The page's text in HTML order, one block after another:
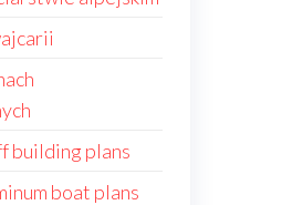
building plans
boat plans